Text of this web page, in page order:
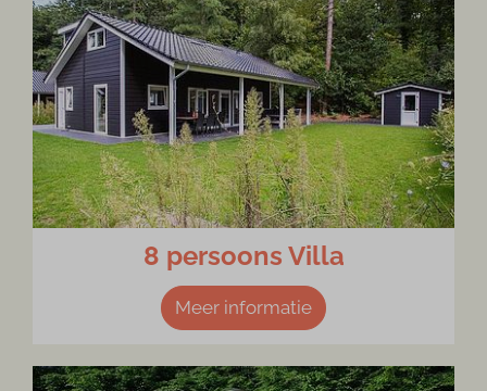
8 persoons Villa
Meer informatie